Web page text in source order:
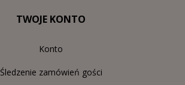
TWOJE KONTO
Konto
Śledzenie zamówień gości